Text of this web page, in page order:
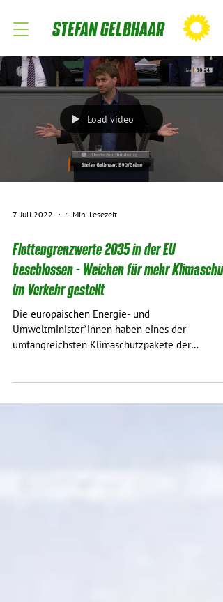
STEFAN GELBHAAR
Load video
7. Juli 2022 1 Min. Lesezeit
Flottengrenzwerte 2035 in der EU
beschlossen - Weichen für mehr
im Verkehr gestellt
Die europäischen Energie- und
Umweltminister*innen haben eines der
umfangreichsten Klimaschutzpakete der